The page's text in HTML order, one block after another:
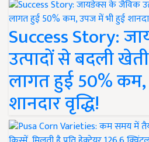
Success Story:
उत्पादों से बदली
लागत हुई 50%
शानदार वृद्धि!